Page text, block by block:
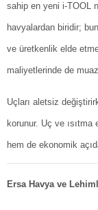
sahip en yeni i-TOOL
havyalardan biridir;
ve üretkenlik elde
maliyetlerinde de
Uçları aletsiz
korunur. Uç ve
hem de ekonomik
Ersa Havya ve